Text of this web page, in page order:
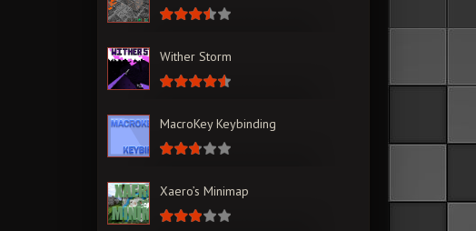
Wither Storm
MacroKey Keybinding
Xaero’s Minimap